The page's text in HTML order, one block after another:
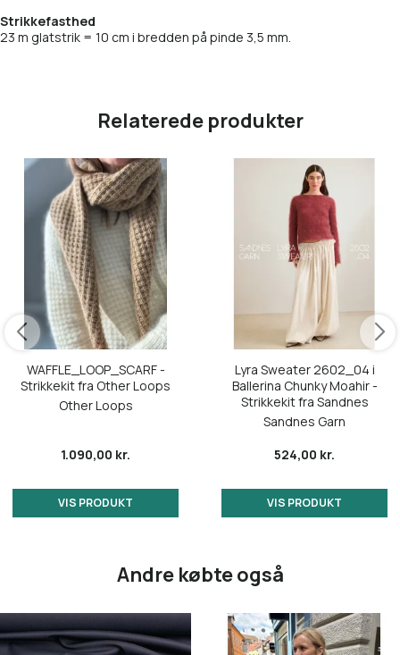
Strikkefasthed
23 m glatstrik = 10 cm i bredden på pinde 3,5 mm.
Relaterede produkter
WAFFLE_LOOP_SCARF -
Strikkekit fra Other Loops
Other Loops
1.090,00 kr.
VIS PRODUKT
Lyra Sweater 2602_04 i
Ballerina Chunky Moahir -
Strikkekit fra Sandnes
Sandnes Garn
524,00 kr.
VIS PRODUKT
Andre købte også